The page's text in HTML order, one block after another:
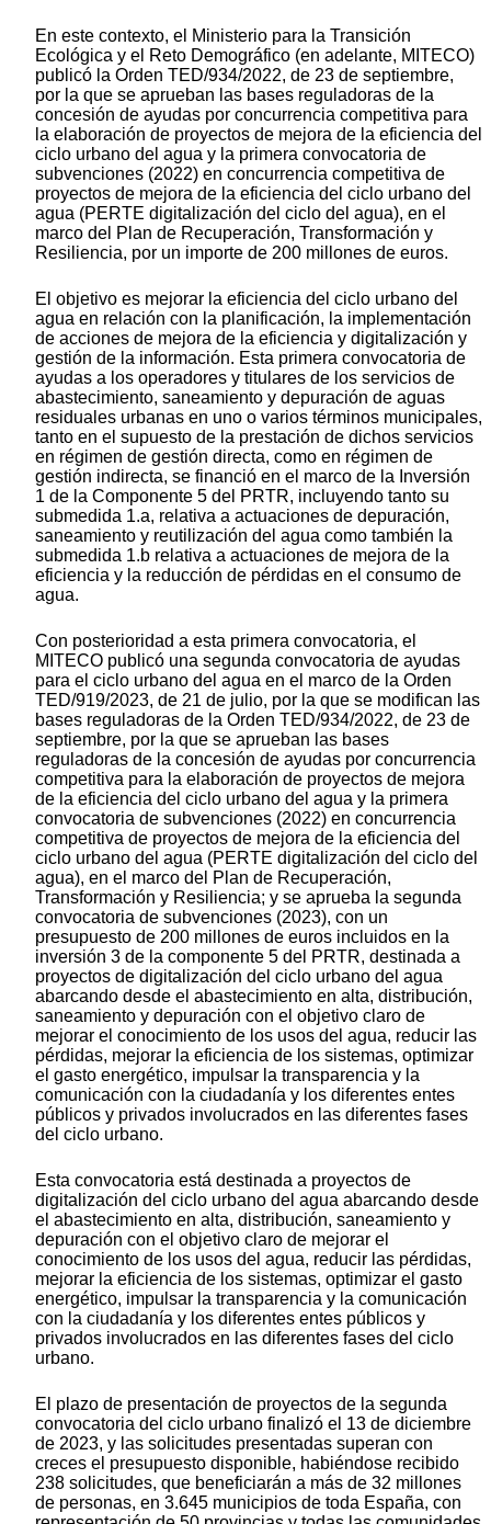
En este contexto, el Ministerio para la Transición
Ecológica y el Reto Demográfico (en adelante, MITECO)
publicó la Orden TED/934/2022, de 23 de septiembre,
por la que se aprueban las bases reguladoras de la
concesión de ayudas por concurrencia competitiva para
la elaboración de proyectos de mejora de la eficiencia del
ciclo urbano del agua y la primera convocatoria de
subvenciones (2022) en concurrencia competitiva de
proyectos de mejora de la eficiencia del ciclo urbano del
agua (PERTE digitalización del ciclo del agua), en el
marco del Plan de Recuperación, Transformación y
Resiliencia, por un importe de 200 millones de euros.
El objetivo es mejorar la eficiencia del ciclo urbano del
agua en relación con la planificación, la implementación
de acciones de mejora de la eficiencia y digitalización y
gestión de la información. Esta primera convocatoria de
ayudas a los operadores y titulares de los servicios de
abastecimiento, saneamiento y depuración de aguas
residuales urbanas en uno o varios términos municipales,
tanto en el supuesto de la prestación de dichos servicios
en régimen de gestión directa, como en régimen de
gestión indirecta, se financió en el marco de la Inversión
1 de la Componente 5 del PRTR, incluyendo tanto su
submedida 1.a, relativa a actuaciones de depuración,
saneamiento y reutilización del agua como también la
submedida 1.b relativa a actuaciones de mejora de la
eficiencia y la reducción de pérdidas en el consumo de
agua.
Con posterioridad a esta primera convocatoria, el
MITECO publicó una segunda convocatoria de ayudas
para el ciclo urbano del agua en el marco de la Orden
TED/919/2023, de 21 de julio, por la que se modifican las
bases reguladoras de la Orden TED/934/2022, de 23 de
septiembre, por la que se aprueban las bases
reguladoras de la concesión de ayudas por concurrencia
competitiva para la elaboración de proyectos de mejora
de la eficiencia del ciclo urbano del agua y la primera
convocatoria de subvenciones (2022) en concurrencia
competitiva de proyectos de mejora de la eficiencia del
ciclo urbano del agua (PERTE digitalización del ciclo del
agua), en el marco del Plan de Recuperación,
Transformación y Resiliencia; y se aprueba la segunda
convocatoria de subvenciones (2023), con un
presupuesto de 200 millones de euros incluidos en la
inversión 3 de la componente 5 del PRTR, destinada a
proyectos de digitalización del ciclo urbano del agua
abarcando desde el abastecimiento en alta, distribución,
saneamiento y depuración con el objetivo claro de
mejorar el conocimiento de los usos del agua, reducir las
pérdidas, mejorar la eficiencia de los sistemas, optimizar
el gasto energético, impulsar la transparencia y la
comunicación con la ciudadanía y los diferentes entes
públicos y privados involucrados en las diferentes fases
del ciclo urbano.
Esta convocatoria está destinada a proyectos de
digitalización del ciclo urbano del agua abarcando desde
el abastecimiento en alta, distribución, saneamiento y
depuración con el objetivo claro de mejorar el
conocimiento de los usos del agua, reducir las pérdidas,
mejorar la eficiencia de los sistemas, optimizar el gasto
energético, impulsar la transparencia y la comunicación
con la ciudadanía y los diferentes entes públicos y
privados involucrados en las diferentes fases del ciclo
urbano.
El plazo de presentación de proyectos de la segunda
convocatoria del ciclo urbano finalizó el 13 de diciembre
de 2023, y las solicitudes presentadas superan con
creces el presupuesto disponible, habiéndose recibido
238 solicitudes, que beneficiarán a más de 32 millones
de personas, en 3.645 municipios de toda España, con